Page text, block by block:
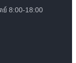
8:00-18:00